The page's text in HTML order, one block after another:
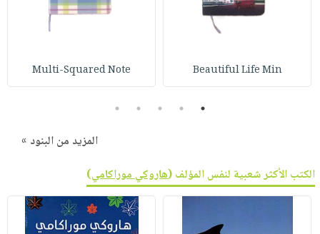
Beautiful Life Min
Multi-Squared Note
1
2
3
4
5
المزيد من البنود »
الكتب الأكثر شعبية لنفس المؤلف (هاروكي موراكامي)